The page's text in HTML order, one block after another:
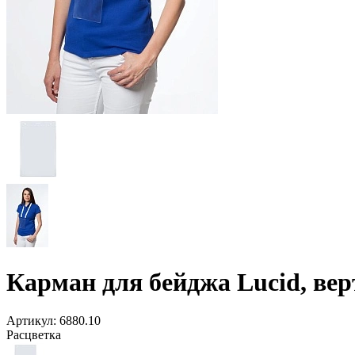
Карман для бейджа Lucid,
Артикул: 6880.10
Расцветка